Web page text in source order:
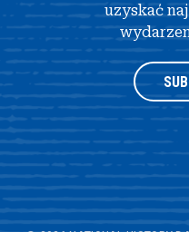
uzyskać